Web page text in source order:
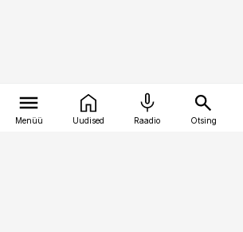
Menüü Uudised Raadio Otsing